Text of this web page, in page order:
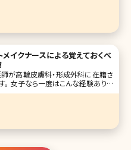
に救世主現る!またニキビ跡以外に
待できる!?米国ではFDAに認可さ
イクナースによる覚えておくべ
が高輪皮膚科・形成外科に在籍さ
。 女子なら一度はこんな経験ありま
ない、左右の形が揃わない。直して
り、やがて学校や会社に遅れそうに
ーメイクでコンビニへ、そんな時に